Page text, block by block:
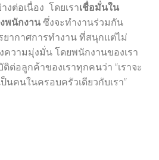
งต่อเนื่อง โดยเราเชื่อมั่นใน
พนักงานซึ่งจะทำงานร่วมกัน
ยากาศการทำงาน ที่สนุกแต่ไม่
ความมุ่งมั่น โดยพนักงานของเรา
อลูกค้าของเราทุกคนว่า “เราจะ
คนในครอบครัวเดียวกับเรา”